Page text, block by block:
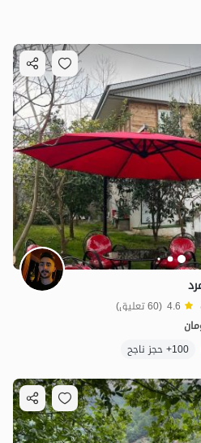
4.6 (60 تعليق)
100+ حجز ناجح